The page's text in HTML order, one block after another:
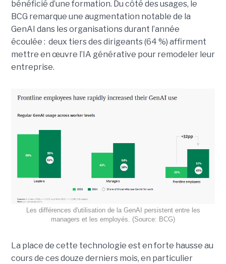
bénéficié d’une formation. Du côté des usages, le
BCG remarque une augmentation notable de la
GenAI dans les organisations durant l’année
écoulée : deux tiers des dirigeants (64 %) affirment
mettre en œuvre l’IA générative pour remodeler leur
entreprise.
Les différences d'utilisation de la GenAI persistent entre les
managers et les employés. (Source: BCG)
La place de cette technologie est en forte hausse au
cours de ces douze derniers mois, en particulier